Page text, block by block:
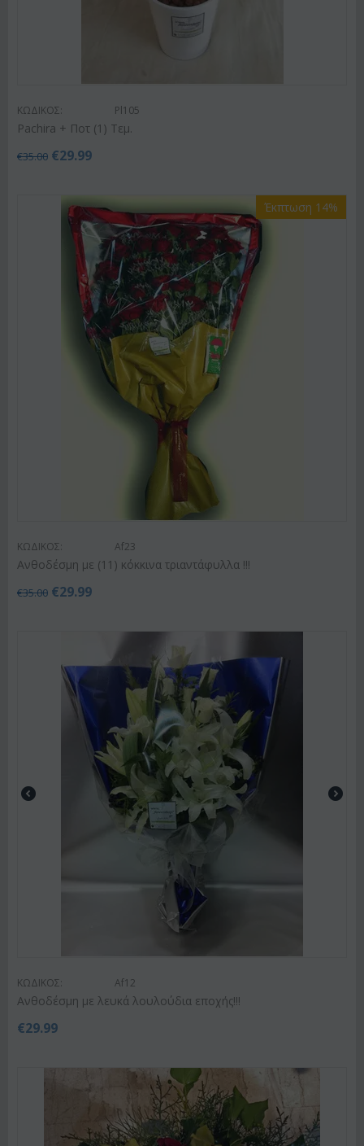
ΚΩΔΙΚΟΣ: Pl105
Pachira + Ποτ (1) Τεμ.
€35.00 €29.99
Έκπτωση 14%
ΚΩΔΙΚΟΣ: Af23
Ανθοδέσμη με (11) κόκκινα τριαντάφυλλα !!!
€35.00 €29.99
ΚΩΔΙΚΟΣ: Af12
Ανθοδέσμη με λευκά λουλούδια εποχής!!!
€29.99